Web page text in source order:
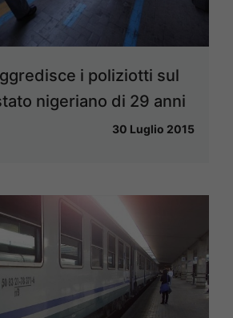
i poliziotti sul
nigeriano di 29 anni
30 Luglio 2015